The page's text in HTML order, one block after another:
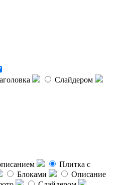
Слайдером
Плитка с
Блоками
Описание